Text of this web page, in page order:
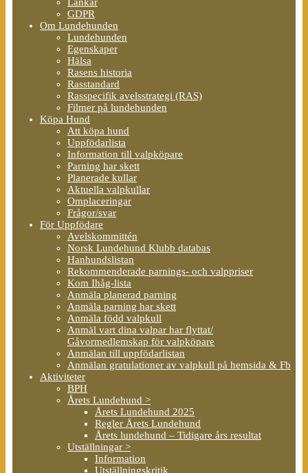
GDPR
Om Lundehunden
Lundehunden
Egenskaper
Hälsa
Rasens historia
Rasstandard
Rasspecifik avelsstrategi (RAS)
Filmer på lundehunden
Köpa Hund
Att köpa hund
Uppfödarlista
Information till valpköpare
Parning har skett
Planerade kullar
Aktuella valpkullar
Omplaceringar
Frågor/svar
För Uppfödare
Avelskommittén
Norsk Lundehund Klubb databas
Hanhundslistan
Rekommenderade parnings- och valppriser
Kom Ihåg-lista
Anmäla planerad parning
Anmäla parning har skett
Anmäla född valpkull
Anmäl vart dina valpar har flyttat/
Gåvormedlemskap för valpköpare
Anmälan till uppfödarlistan
Anmälan gratulationer av valpkull på hemsida & Fb
Aktiviteter
BPH
Årets Lundehund >
Årets Lundehund 2025
Regler Årets Lundehund
Årets lundehund – Tidigare års resultat
Utställningar >
Information
Utställningskritik